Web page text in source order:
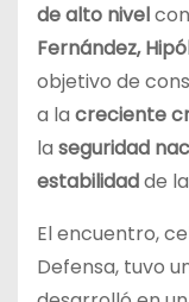
de alto nivel
Fernández,
objetivo de
a la creciente
la seguridad
estabilidadde
El encuentro,
Defensa, tuvo